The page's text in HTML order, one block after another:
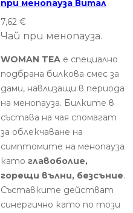
при менопауза Витал
7,62 €
Чай при менопауза.
WOMAN TEA е специално
подбрана билкова смес за
дами, навлизащи в периода
на менопауза. Билките в
състава на чая спомагат
за облекчаване на
симптомите на менопауза
като главоболие,
горещи вълни, безсъние.
Съставките действат
синергично като по този